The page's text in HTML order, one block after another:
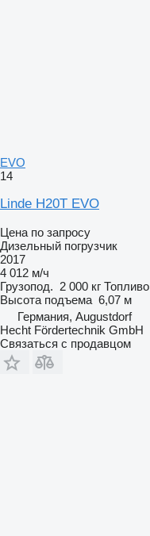
EVO
14
Linde H20T EVO
Цена по запросу
Дизельный погрузчик
2017
4 012 м/ч
Грузопод. 2 000 кг Топливо
Высота подъема 6,07 м
Германия, Augustdorf
Hecht Fördertechnik GmbH
Связаться с продавцом